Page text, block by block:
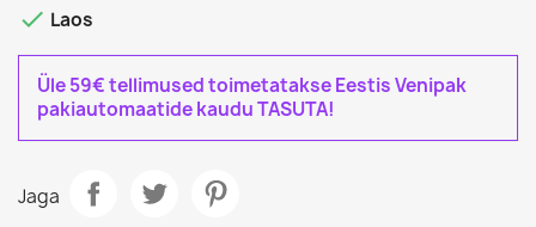
 Laos
Üle 59€ tellimused toimetatakse Eestis Venipak
pakiautomaatide kaudu TASUTA!
Jaga